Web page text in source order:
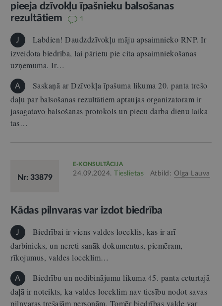
pieeja dzīvokļu īpašnieku balsošanas
rezultātiem
1
J
Labdien! Daudzdzīvokļu māju apsaimnieko RNP. Ir
izveidota biedrība, lai pārietu pie cita apsaimniekošanas
uzņēmuma. Ir…
A
Saskaņā ar Dzīvokļa īpašuma likuma 20. panta trešo
daļu par balsošanas rezultātiem aptaujas organizatoram ir
jāsagatavo balsošanas protokols un piecu darba dienu laikā
tas…
Nr: 33879
E-KONSULTĀCIJA
24.09.2024. Tieslietas Atbild: Olga Lauva
Kādas pilnvaras var izdot biedrība
J
Biedrībai ir viens valdes loceklis, kas ir arī
darbinieks, un nereti sanāk dokumentus, piemēram,
rīkojumus, valdes loceklim…
A
Biedrību un nodibinājumu likuma 45. panta ceturtajā
daļā ir noteikts, ka valdes loceklim nav tiesību nodot savas
pilnvaras trešajām personām. Tomēr biedrības valde var